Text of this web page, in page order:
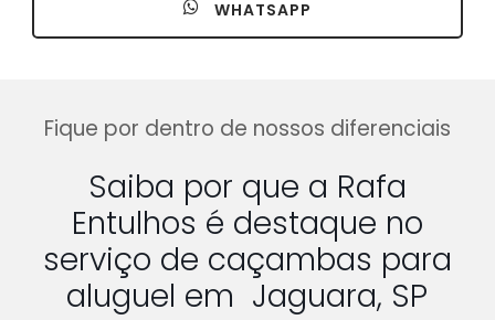
WHATSAPP
Fique por dentro de nossos diferenciais
Saiba por que a Rafa
Entulhos é destaque no
serviço de caçambas para
aluguel em Jaguara, SP